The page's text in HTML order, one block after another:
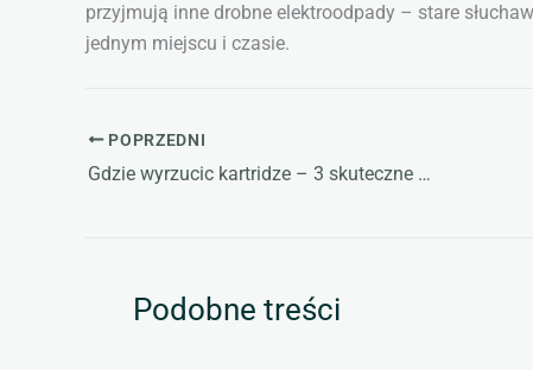
przyjmują inne drobne elektroodpady – stare
jednym miejscu i czasie.
POPRZEDNI
Gdzie wyrzucic kartridze – 3 skuteczne sposoby na ekologiczne pozbycie się
Podobne treści